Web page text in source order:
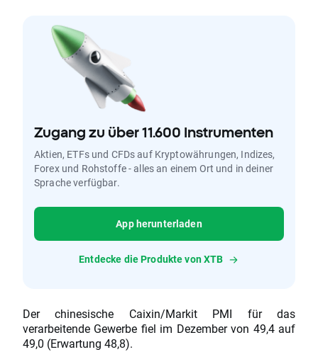
Zugang zu über 11.600 Instrumenten
Aktien, ETFs und CFDs auf Kryptowährungen, Indizes,
Forex und Rohstoffe - alles an einem Ort und in deiner
Sprache verfügbar.
App herunterladen
Entdecke die Produkte von XTB
Der chinesische Caixin/Markit PMI für das
verarbeitende Gewerbe fiel im Dezember von 49,4 auf
49,0 (Erwartung 48,8).